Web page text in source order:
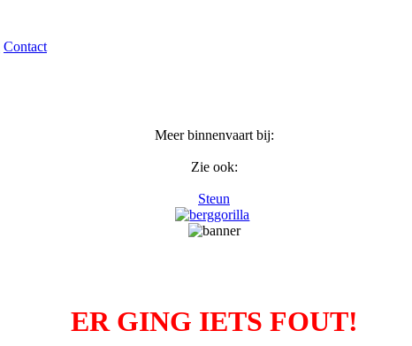
Contact
Meer binnenvaart bij:
Zie ook:
Steun
ER GING IETS FOUT!